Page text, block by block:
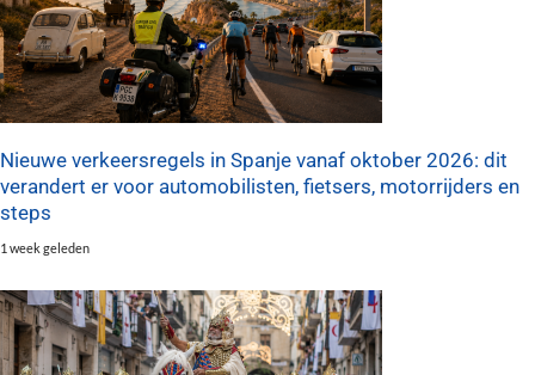
Nieuwe verkeersregels in Spanje vanaf oktober 2026: dit
verandert er voor automobilisten, fietsers, motorrijders en
steps
1 week geleden